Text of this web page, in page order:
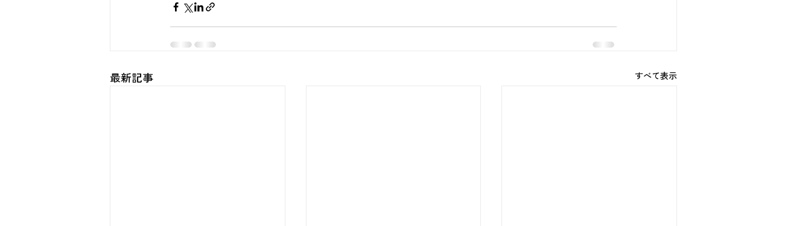
最新記事 すべて表示